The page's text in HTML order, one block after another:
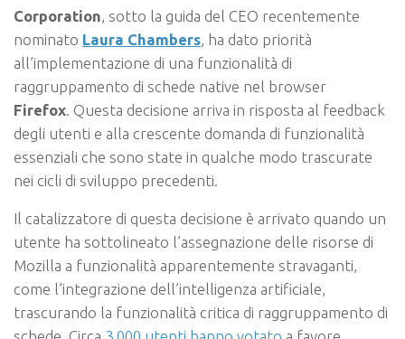
Corporation , sotto la guida del CEO recentemente
nominato Laura Chambers , ha dato priorità
all’implementazione di una funzionalità di
raggruppamento di schede native nel browser
Firefox . Questa decisione arriva in risposta al feedback
degli utenti e alla crescente domanda di funzionalità
essenziali che sono state in qualche modo trascurate
nei cicli di sviluppo precedenti.
Il catalizzatore di questa decisione è arrivato quando un
utente ha sottolineato l’assegnazione delle risorse di
Mozilla a funzionalità apparentemente stravaganti,
come l’integrazione dell’intelligenza artificiale,
trascurando la funzionalità critica di raggruppamento di